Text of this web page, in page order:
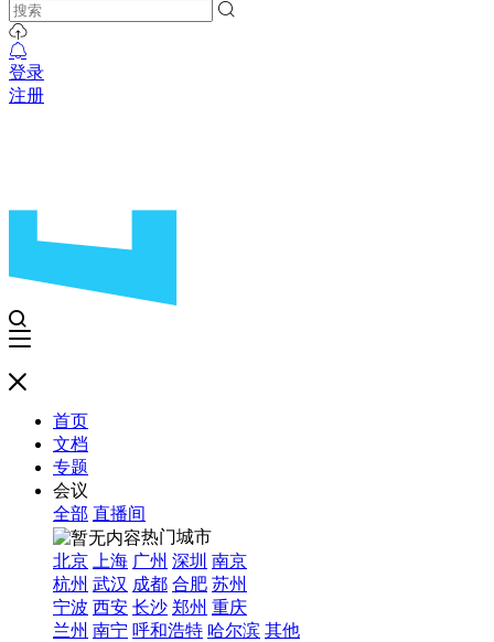
登录
注册
首页
文档
专题
会议
全部 直播间
热门城市
北京
上海 广州 深圳 南京
杭州 武汉 成都 合肥 苏州
宁波 西安 长沙 郑州 重庆
兰州 南宁 呼和浩特 哈尔滨 其他